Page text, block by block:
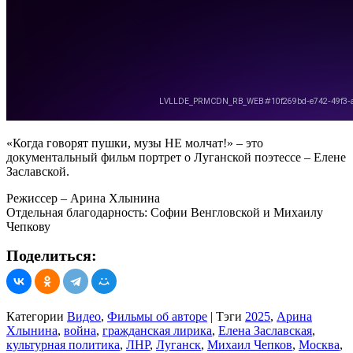
«Когда говорят пушки, музы НЕ молчат!» – это
документальный фильм портрет о Луганской поэтессе – Елене
Заславской.
Режиссер – Арина Хлынина
Отдельная благодарность: Софии Венгловской и Михаилу
Чепкову
Поделиться:
Категории Видео, Фильмы об авторе | Тэги 2025, Арина
Хлынина, война, гражданская лирика, Елена Заславская,
культурная политика, ЛНР, Луганск, Михаил Чепков, Москва,